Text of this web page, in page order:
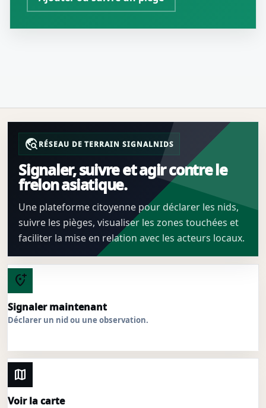
travel_exploreRÉSEAU DE TERRAIN SIGNALNIDS
Signaler, suivre et agir contre le
frelon asiatique.
Une plateforme citoyenne pour déclarer les nids,
suivre les pièges, visualiser les zones touchées et
faciliter la mise en relation avec les acteurs locaux.
add_location_alt
Signaler maintenant
Déclarer un nid ou une observation.
map
Voir la carte